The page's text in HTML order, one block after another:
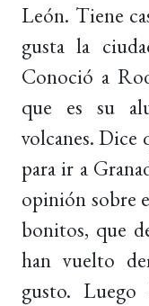
León. Tiene
gusta la
Conoció a
que es su
volcanes. Dice
para ir a
opinión sobre
bonitos, que
han vuelto
gusto.